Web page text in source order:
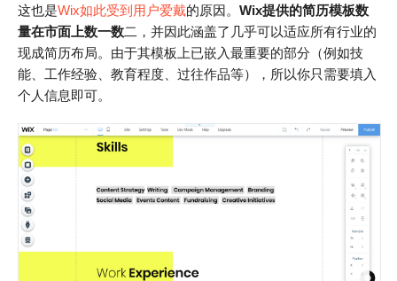
这也是Wix如此受到用户爱戴的原因。 Wix提供的简历模板数
量在市面上数一数二，并因此涵盖了几乎可以适应所有行业的
现成简历布局。由于其模板上已嵌入最重要的部分（例如技
能、工作经验、教育程度、过往作品等），所以你只需要填入
个人信息即可。